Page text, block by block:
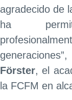
agradecido de
ha
Förster, el
la FCFM en